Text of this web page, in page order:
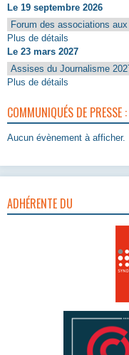
Le 19 septembre 2026
Forum des associations
Plus de détails
Le 23 mars 2027
Assises du Journalisme
Plus de détails
COMMUNIQUÉS DE PRESSE :
Aucun évènement à afficher.
ADHÉRENTE DU